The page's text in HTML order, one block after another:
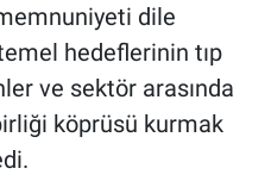
dile
hedeflerinin tıp
ve sektör arasında
köprüsü kurmak